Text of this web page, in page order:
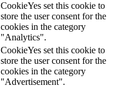
CookieYes set this cookie to
store the user consent for the
cookies in the category
"Analytics".
CookieYes set this cookie to
store the user consent for the
cookies in the category
"Advertisement".